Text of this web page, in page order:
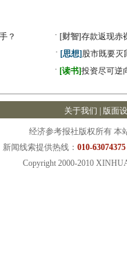
？ · [财智]存款返现赤
· [思想] 股市既要灭
· [读书]投资尽可逆
关于我们 | 版面
经济参考报社版权所有 本
新闻线索提供热线： 010-
Copyright 2000-2010